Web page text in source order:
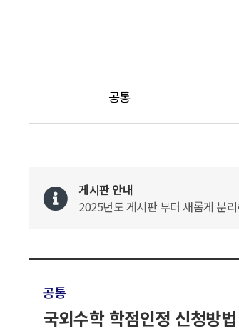
공통
게시판 안내
2025년도 게시판 부터 새롭게 분
공통
국외수학 학점인정 신청방